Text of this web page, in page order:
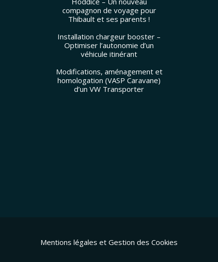
compagnon de voyage pour
Thibault et ses parents !
Installation chargeur booster –
Optimiser l’autonomie d’un
véhicule itinérant
Modifications, aménagement et
homologation (VASP Caravane)
d’un VW Transporter
Mentions légales et Gestion des Cookies